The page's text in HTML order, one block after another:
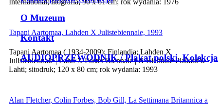
O Muzeum
Kontakt
AUDIOPRZEWODNIK / Plakat polski. Kolekcja
Tapani Aartomaa, Lahden X Julistebiennale, 1993
Tapani Aartomaa ( 1934-2009); Finlandia; Lahden X
Julistebiennale | Lahti X Poster Biennale | X Biennale Plakatu w
Lahti; sitodruk; 120 x 80 cm; rok wydania: 1993
Alan Fletcher, Colin Forbes, Bob Gill, La Settimana Britannica a